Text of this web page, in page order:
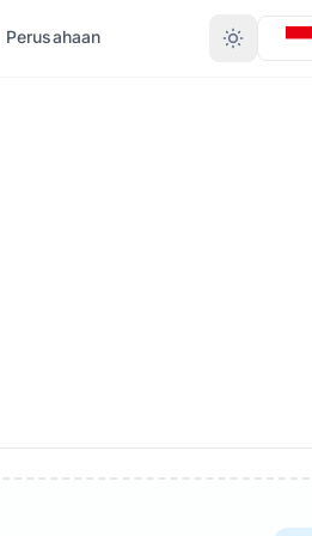
Swahili
Perusahaan